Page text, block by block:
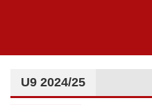
U9 2024/25